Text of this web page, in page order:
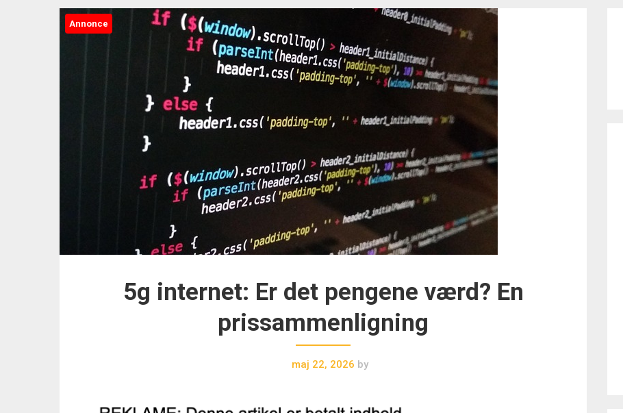
Annonce
5g internet: Er det pengene værd? En
prissammenligning
maj 22, 2026 by